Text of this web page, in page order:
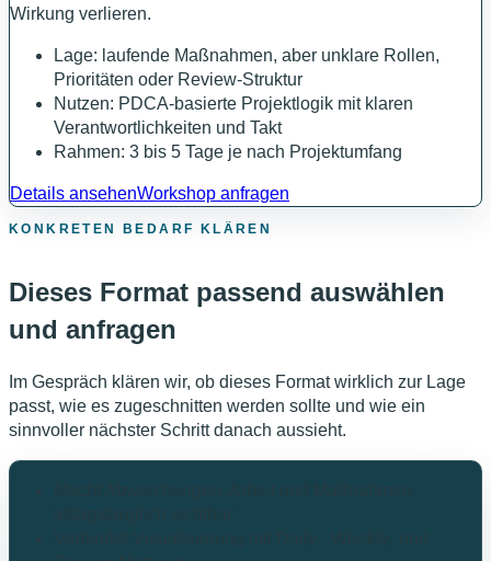
Wirkung verlieren.
Lage: laufende Maßnahmen, aber unklare Rollen,
Prioritäten oder Review-Struktur
Nutzen: PDCA-basierte Projektlogik mit klaren
Verantwortlichkeiten und Takt
Rahmen: 3 bis 5 Tage je nach Projektumfang
Details ansehenWorkshop anfragen
KONKRETEN BEDARF KLÄREN
Dieses Format passend auswählen
und anfragen
Im Gespräch klären wir, ob dieses Format wirklich zur Lage
passt, wie es zugeschnitten werden sollte und wie ein
sinnvoller nächster Schritt danach aussieht.